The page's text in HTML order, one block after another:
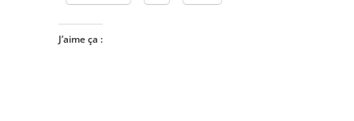
J’aime ça :